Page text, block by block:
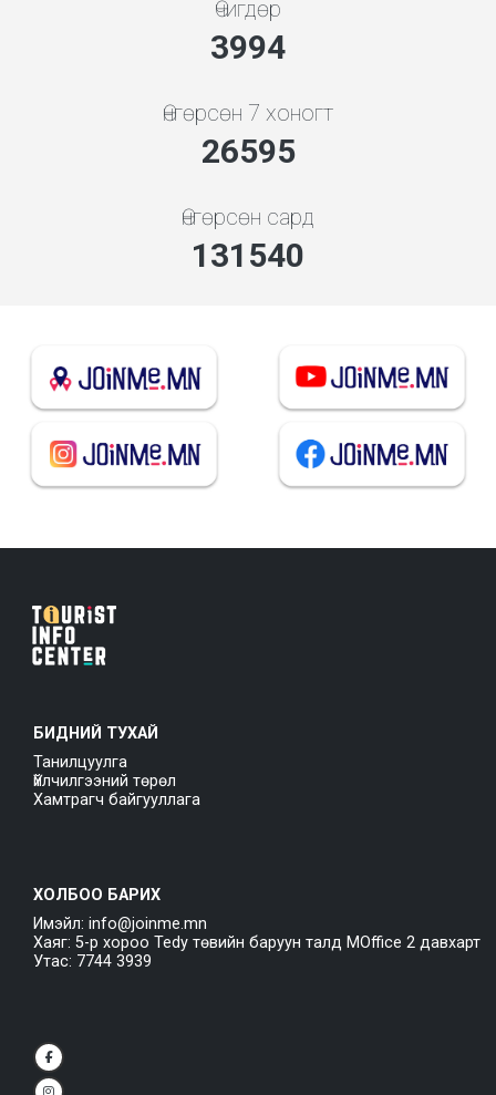
Өчигдөр
4279
Өнгөрсөн 7 хоногт
28495
Өнгөрсөн сард
140936
БИДНИЙ ТУХАЙ
Танилцуулга
Үйлчилгээний төрөл
Хамтрагч байгууллага
ХОЛБОО БАРИХ
Имэйл: info@joinme.mn
Хаяг: 5-р хороо Tedy төвийн баруун талд MOffice 2 давхарт
Утас: 7744 3939